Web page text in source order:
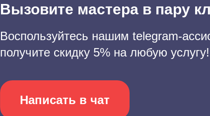
Вызовите мастера в пару
Воспользуйтесь нашим telegram-
получите скидку 5% на любую услугу!
Написать в чат